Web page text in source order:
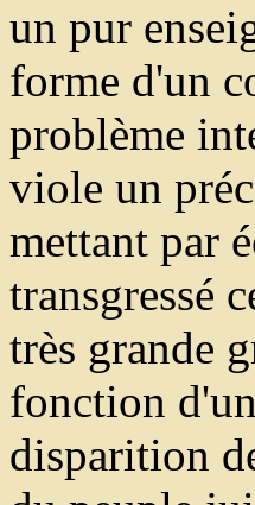
un pur
forme d'un
problème
viole un
mettant par
transgressé
très grande
fonction
disparition